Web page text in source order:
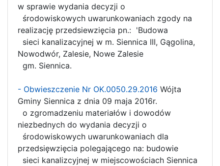
w sprawie wydania decyzji o
środowiskowych uwarunkowaniach zgody na
realizację przedsiewzięcia pn.: 'Budowa
sieci kanalizacyjnej w m. Siennica III, Gągolina,
Nowodwór, Zalesie, Nowe Zalesie
gm. Siennica.
- Obwieszczenie Nr OK.0050.29.2016 Wójta
Gminy Siennica z dnia 09 maja 2016r.
o zgromadzeniu materiałów i dowodów
niezbednych do wydania decyzji o
środowiskowych uwarunkowaniach dla
przedsięwzięcia polegającego na: budowie
sieci kanalizcyjnej w miejscowościach Siennica